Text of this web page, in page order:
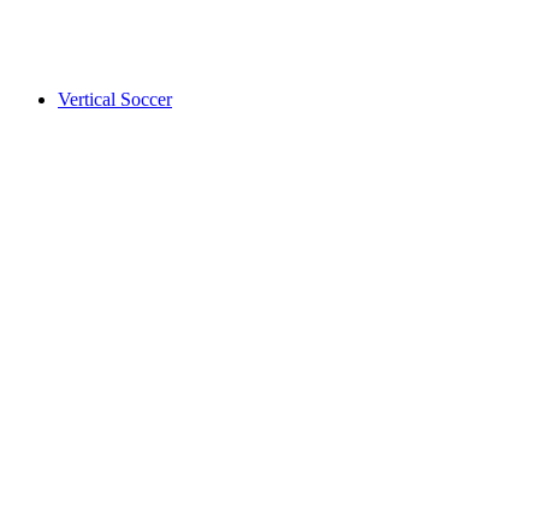
Vertical Soccer